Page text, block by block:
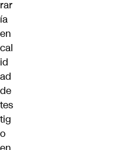
rar
ía
en
cal
id
ad
de
tes
tig
o